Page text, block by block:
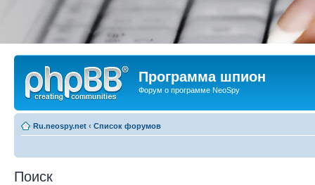
Программа шпион
Форум о программе NeoSpy
Ru.neospy.net ‹ Список форумов
Поиск